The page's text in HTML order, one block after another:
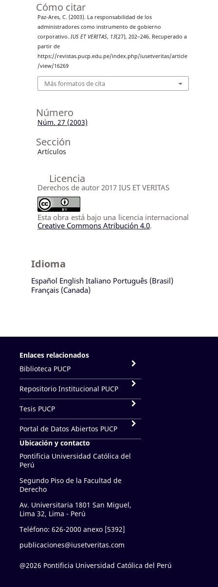
Cómo citar
Paz-Ares, C. (2003). La responsabilidad de los
administradores como instrumento de gobierno
corporativo. IUS ET VERITAS, 13(27), 202–246. Recuperado a
partir de
https://revistas.pucp.edu.pe/index.php/iusetveritas/article
/view/16269
Más formatos de cita
Número
Núm. 27 (2003)
Sección
Artículos
Licencia
Derechos de autor 2017 IUS ET VERITAS
Esta obra está bajo una licencia internacional
Creative Commons Atribución 4.0.
Idioma
Español English Italiano Português (Brasil)
Français (Canada)
Enlaces relacionados
Biblioteca PUCP
Repositorio Institucional PUCP
Tesis PUCP
Portal de Datos Abiertos PUCP
Ubicación y contacto
Pontificia Universidad Católica del
Perú
Segundo Piso de la Facultad de
Derecho
Av. Universitaria 1801 San Miguel,
Lima 32, Lima - Perú
Teléfono: 626-2000 anexo [5392]
publicaciones@iusetveritas.com
@2026 Pontificia Universidad Católica del Perú